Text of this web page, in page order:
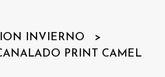
INVIERNO
PRINT CAMEL